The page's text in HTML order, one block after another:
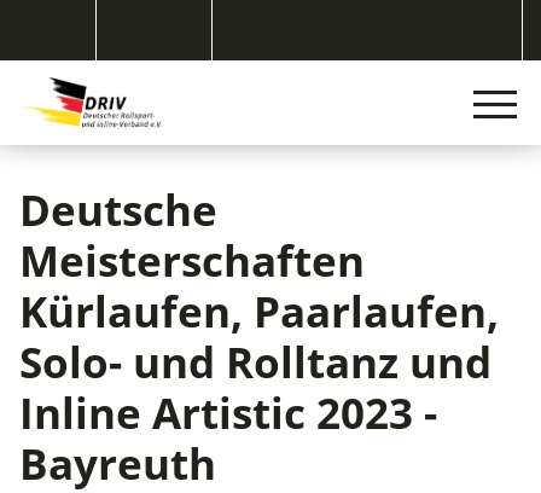
Deutsche
Meisterschaften
Kürlaufen, Paarlaufen,
Solo- und Rolltanz und
Inline Artistic 2023 -
Bayreuth